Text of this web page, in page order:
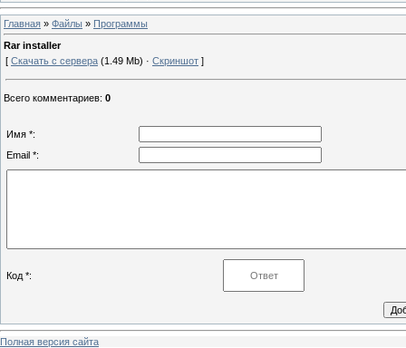
Главная » Файлы » Программы
Rar installer
[ Скачать с сервера (1.49 Mb) · Скриншот ]
Всего комментариев: 0
Имя *:
Email *:
Код *:
Полная версия сайта